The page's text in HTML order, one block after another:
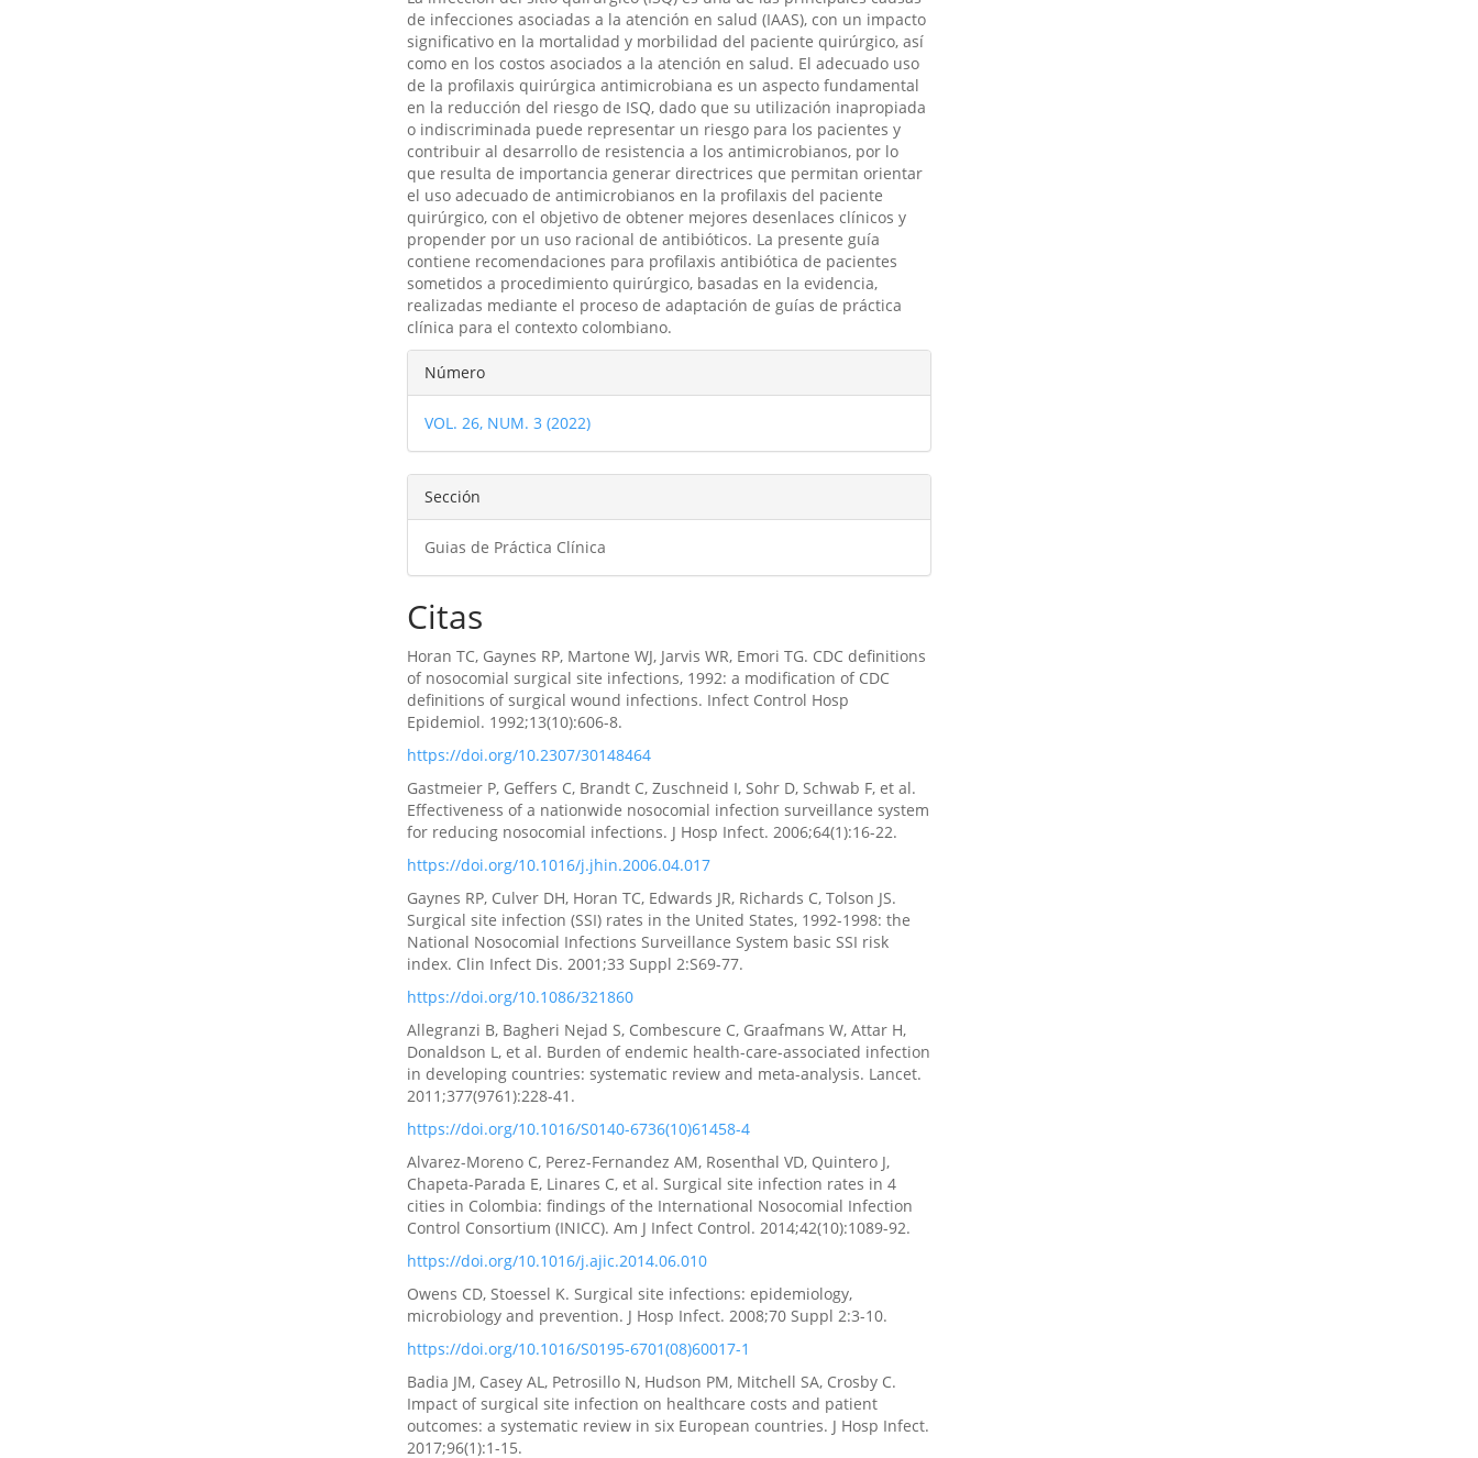
de infecciones asociadas a la atención en salud (IAAS), con un impacto
significativo en la mortalidad y morbilidad del paciente quirúrgico, así
como en los costos asociados a la atención en salud. El adecuado uso
de la profilaxis quirúrgica antimicrobiana es un aspecto fundamental
en la reducción del riesgo de ISQ, dado que su utilización inapropiada
o indiscriminada puede representar un riesgo para los pacientes y
contribuir al desarrollo de resistencia a los antimicrobianos, por lo
que resulta de importancia generar directrices que permitan orientar
el uso adecuado de antimicrobianos en la profilaxis del paciente
quirúrgico, con el objetivo de obtener mejores desenlaces clínicos y
propender por un uso racional de antibióticos. La presente guía
contiene recomendaciones para profilaxis antibiótica de pacientes
sometidos a procedimiento quirúrgico, basadas en la evidencia,
realizadas mediante el proceso de adaptación de guías de práctica
clínica para el contexto colombiano.
Detalles
del
artículo
Número
VOL. 26, NUM. 3 (2022)
Sección
Guias de Práctica Clínica
Citas
Horan TC, Gaynes RP, Martone WJ, Jarvis WR, Emori TG. CDC definitions
of nosocomial surgical site infections, 1992: a modification of CDC
definitions of surgical wound infections. Infect Control Hosp
Epidemiol. 1992;13(10):606-8.
https://doi.org/10.2307/30148464
Gastmeier P, Geffers C, Brandt C, Zuschneid I, Sohr D, Schwab F, et al.
Effectiveness of a nationwide nosocomial infection surveillance system
for reducing nosocomial infections. J Hosp Infect. 2006;64(1):16-22.
https://doi.org/10.1016/j.jhin.2006.04.017
Gaynes RP, Culver DH, Horan TC, Edwards JR, Richards C, Tolson JS.
Surgical site infection (SSI) rates in the United States, 1992-1998: the
National Nosocomial Infections Surveillance System basic SSI risk
index. Clin Infect Dis. 2001;33 Suppl 2:S69-77.
https://doi.org/10.1086/321860
Allegranzi B, Bagheri Nejad S, Combescure C, Graafmans W, Attar H,
Donaldson L, et al. Burden of endemic health-care-associated infection
in developing countries: systematic review and meta-analysis. Lancet.
2011;377(9761):228-41.
https://doi.org/10.1016/S0140-6736(10)61458-4
Alvarez-Moreno C, Perez-Fernandez AM, Rosenthal VD, Quintero J,
Chapeta-Parada E, Linares C, et al. Surgical site infection rates in 4
cities in Colombia: findings of the International Nosocomial Infection
Control Consortium (INICC). Am J Infect Control. 2014;42(10):1089-92.
https://doi.org/10.1016/j.ajic.2014.06.010
Owens CD, Stoessel K. Surgical site infections: epidemiology,
microbiology and prevention. J Hosp Infect. 2008;70 Suppl 2:3-10.
https://doi.org/10.1016/S0195-6701(08)60017-1
Badia JM, Casey AL, Petrosillo N, Hudson PM, Mitchell SA, Crosby C.
Impact of surgical site infection on healthcare costs and patient
outcomes: a systematic review in six European countries. J Hosp Infect.
2017;96(1):1-15.